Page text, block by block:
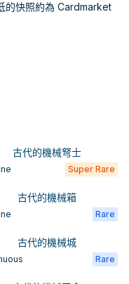
的快照約為 Cardmarket
古代的機械弩士
Super Rare
古代的機械箱
Rare
古代的機械城
Rare